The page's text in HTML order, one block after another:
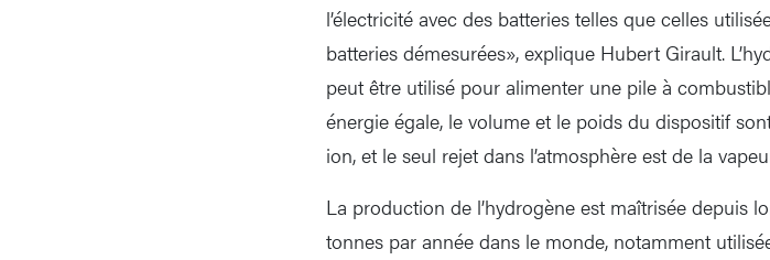
l’électricité avec des batteries telles que celles
batteries démesurées», explique Hubert Girault.
peut être utilisé pour alimenter une pile à
énergie égale, le volume et le poids du dispositif
ion, et le seul rejet dans l’atmosphère est de la
La production de l’hydrogène est maîtrisée depuis
tonnes par année dans le monde, notamment